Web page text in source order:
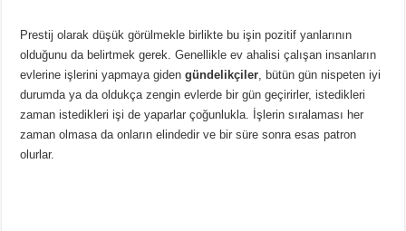
Prestij olarak düşük görülmekle birlikte bu işin pozitif yanlarının
olduğunu da belirtmek gerek. Genellikle ev ahalisi çalışan insanların
evlerine işlerini yapmaya gidengündelikçiler, bütün gün nispeten iyi
durumda ya da oldukça zengin evlerde bir gün geçirirler, istedikleri
zaman istedikleri işi de yaparlar çoğunlukla. İşlerin sıralaması her
zaman olmasa da onların elindedir ve bir süre sonra esas patron
olurlar.